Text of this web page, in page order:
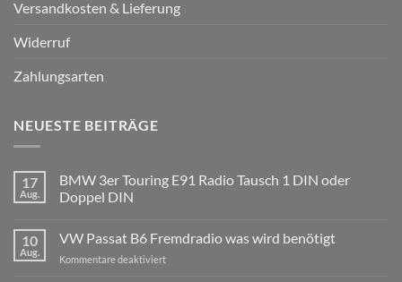
Versandkosten & Lieferung
Widerruf
Zahlungsarten
NEUESTE BEITRÄGE
17
Aug.
BMW 3er Touring E91 Radio Tausch 1 DIN oder
Doppel DIN
zu
3er
10
Aug.
VW Passat B6 Fremdradio was wird benötigt
Kommentare deaktiviertfür